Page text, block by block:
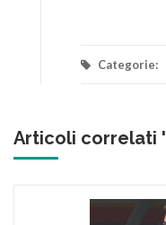
Categorie:
Articoli correlati '